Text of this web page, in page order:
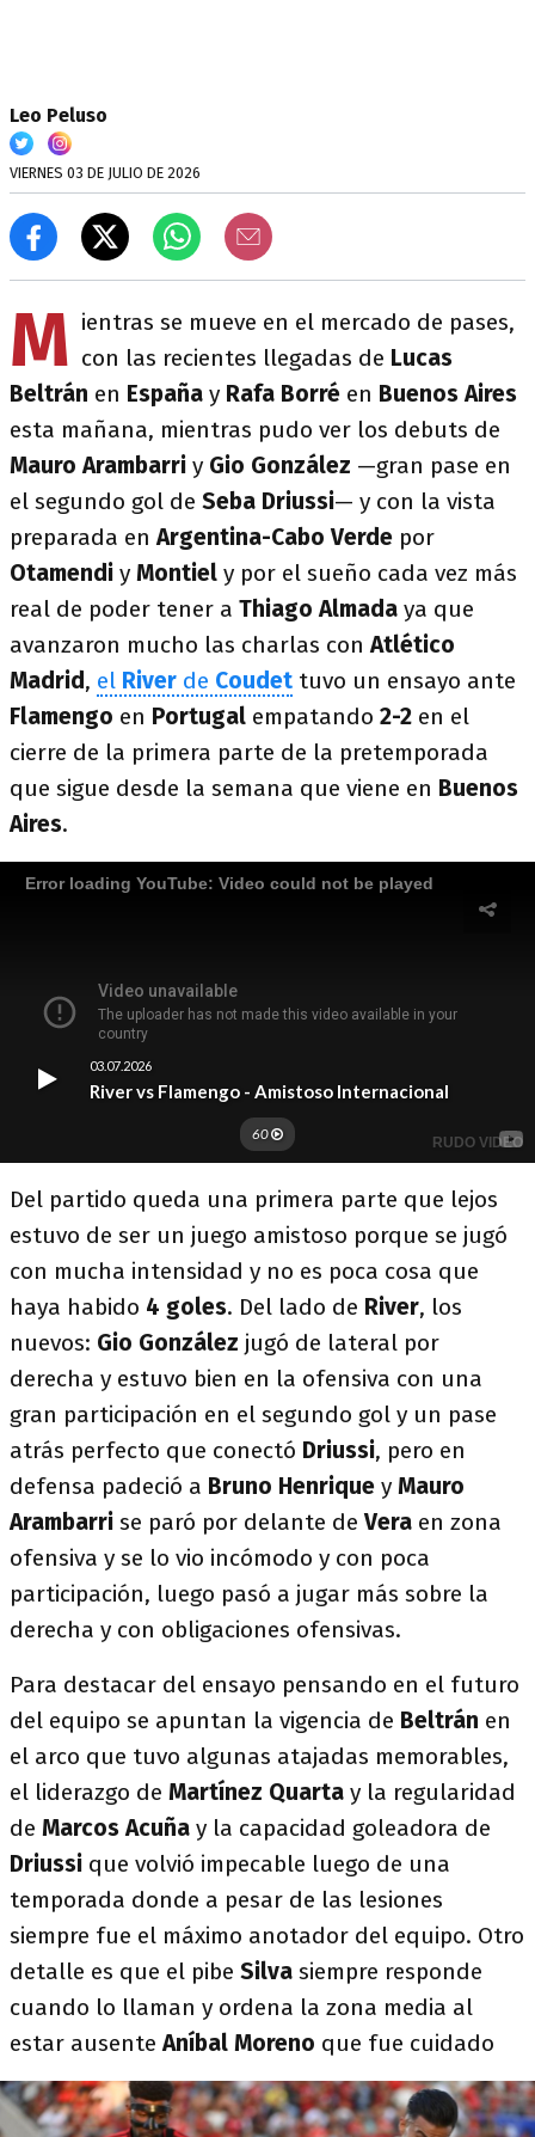
Leo Peluso
VIERNES 03 DE JULIO DE 2026
M ientras se mueve en el mercado de pases,
con las recientes llegadas de Lucas
Beltrán en España y Rafa Borré en Buenos Aires
esta mañana, mientras pudo ver los debuts de
Mauro Arambarri y Gio González —gran pase en
el segundo gol de Seba Driussi— y con la vista
preparada enArgentina-Cabo Verde por
Otamendi y Montiel y por el sueño cada vez más
real de poder tener a Thiago Almada ya que
avanzaron mucho las charlas conAtlético
Madrid, el River de Coudet tuvo un ensayo ante
Flamengo en Portugal empatando 2-2 en el
cierre de la primera parte de la pretemporada
que sigue desde la semana que viene en Buenos
Aires.
Del partido queda una primera parte que lejos
estuvo de ser un juego amistoso porque se jugó
con mucha intensidad y no es poca cosa que
haya habido 4 goles. Del lado de River, los
nuevos: Gio González jugó de lateral por
derecha y estuvo bien en la ofensiva con una
gran participación en el segundo gol y un pase
atrás perfecto que conectó Driussi, pero en
defensa padeció a Bruno Henrique y Mauro
Arambarri se paró por delante deVera en zona
ofensiva y se lo vio incómodo y con poca
participación, luego pasó a jugar más sobre la
derecha y con obligaciones ofensivas.
Para destacar del ensayo pensando en el futuro
del equipo se apuntan la vigencia de Beltrán en
el arco que tuvo algunas atajadas memorables,
el liderazgo de Martínez Quarta y la regularidad
de Marcos Acuña y la capacidad goleadora de
Driussi que volvió impecable luego de una
temporada donde a pesar de las lesiones
siempre fue el máximo anotador del equipo. Otro
detalle es que el pibe Silva siempre responde
cuando lo llaman y ordena la zona media al
estar ausenteAníbal Moreno que fue cuidado